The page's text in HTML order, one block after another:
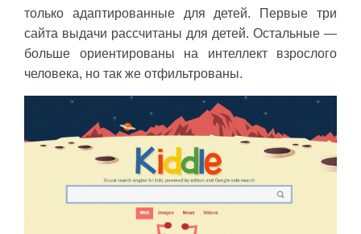
только адаптированные для детей. Первые три
сайта выдачи рассчитаны для детей. Остальные —
больше ориентированы на интеллект взрослого
человека, но так же отфильтрованы.